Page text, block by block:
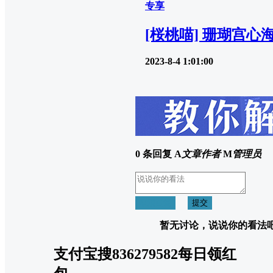
专享
[桜桃喵] 珊瑚宫心
2023-8-4 1:01:00
0 条回复 A文章作者 M管理员
提交
暂无讨论，说说你的看法
支付宝搜836279582每日领红